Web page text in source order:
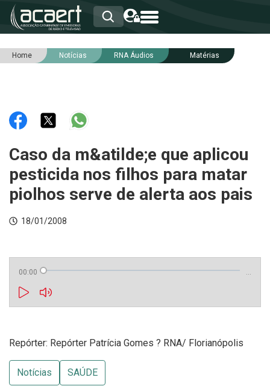
HOME
RNA
NOTÍCIAS
SERVIÇOS
INTEGRIDADE
Home Notícias RNA Áudios Matérias
Caso da m&atilde;e que aplicou
pesticida nos filhos para matar
piolhos serve de alerta aos pais
18/01/2008
00:00 …
Repórter: Repórter Patrícia Gomes ? RNA/ Florianópolis
Notícias SAÚDE